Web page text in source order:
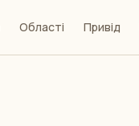
Області Привід